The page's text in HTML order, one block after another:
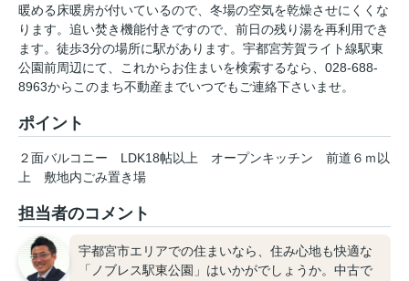
暖める床暖房が付いているので、冬場の空気を乾燥させにくくな
ります。追い焚き機能付きですので、前日の残り湯を再利用でき
ます。徒歩3分の場所に駅があります。宇都宮芳賀ライト線駅東
公園前周辺にて、これからお住まいを検索するなら、028-688-
8963からこのまち不動産までいつでもご連絡下さいませ。
ポイント
２面バルコニー LDK18帖以上 オープンキッチン
前道６ｍ以
上
敷地内ごみ置き場
担当者のコメント
宇都宮市エリアでの住まいなら、住み心地も快適な
「ノブレス駅東公園」はいかがでしょうか。中古で